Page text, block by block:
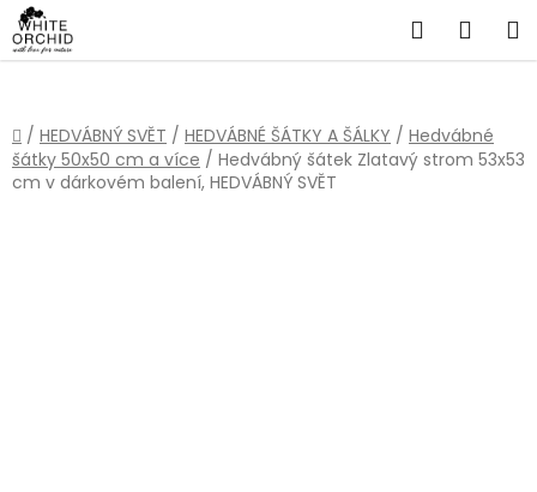
Přejít
na
obsah
Hledat
Domů
/ HEDVÁBNÝ SVĚT / HEDVÁBNÉ ŠÁTKY A ŠÁLKY / Hedvábné
šátky 50x50 cm a více / Hedvábný šátek Zlatavý strom 53x53
cm v dárkovém balení, HEDVÁBNÝ SVĚT